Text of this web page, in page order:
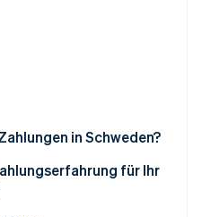
in Schweden?
für Ihr